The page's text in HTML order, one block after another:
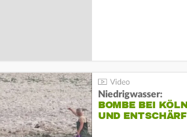
Niedrigwasser:
BOMBE BEI
UND